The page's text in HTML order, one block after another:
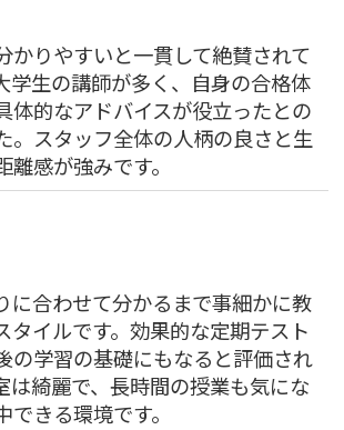
かりやすいと一貫して絶賛されて
学生の講師が多く、自身の合格体
体的なアドバイスが役立ったとの
。スタッフ全体の人柄の良さと生
感が強みです。
に合わせて分かるまで事細かに教
タイルです。効果的な定期テスト
の学習の基礎にもなると評価され
は綺麗で、長時間の授業も気にな
できる環境です。